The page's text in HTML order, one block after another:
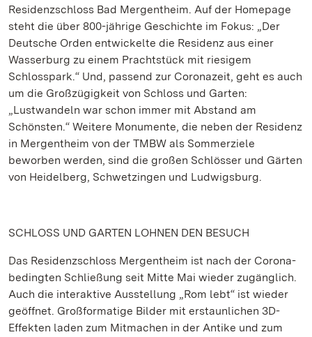
Residenzschloss Bad Mergentheim. Auf der Homepage
steht die über 800-jährige Geschichte im Fokus: „Der
Deutsche Orden entwickelte die Residenz aus einer
Wasserburg zu einem Prachtstück mit riesigem
Schlosspark.“ Und, passend zur Coronazeit, geht es auch
um die Großzügigkeit von Schloss und Garten:
„Lustwandeln war schon immer mit Abstand am
Schönsten.“ Weitere Monumente, die neben der Residenz
in Mergentheim von der TMBW als Sommerziele
beworben werden, sind die großen Schlösser und Gärten
von Heidelberg, Schwetzingen und Ludwigsburg.
SCHLOSS UND GARTEN LOHNEN DEN BESUCH
Das Residenzschloss Mergentheim ist nach der Corona-
bedingten Schließung seit Mitte Mai wieder zugänglich.
Auch die interaktive Ausstellung „Rom lebt“ ist wieder
geöffnet. Großformatige Bilder mit erstaunlichen 3D-
Effekten laden zum Mitmachen in der Antike und zum